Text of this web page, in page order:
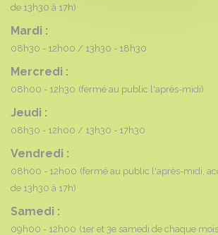
de 13h30 à 17h)
Mardi :
08h30 - 12h00 13h30 - 18h30
Mercredi :
08h00 - 12h30 (fermé au public l'après-midi)
Jeudi :
08h30 - 12h00 13h30 - 17h30
Vendredi :
08h00 - 12h00 (fermé au public l'après-midi,
de 13h30 à 17h)
Samedi :
09h00 - 12h00 (1er et 3e samedi de chaque